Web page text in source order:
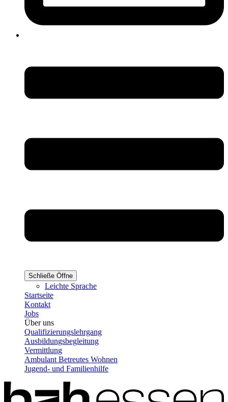
Schließe Öffne
Leichte Sprache
Startseite
Kontakt
Jobs
Über uns
Qualifizierungslehrgang
Ausbildungsbegleitung
Vermittlung
Ambulant Betreutes Wohnen
Jugend- und Familienhilfe